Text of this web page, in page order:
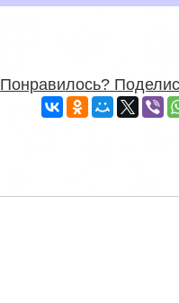
Понравилось?